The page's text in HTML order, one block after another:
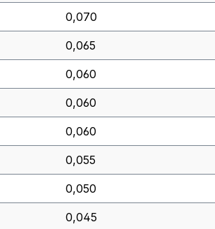
0,070
0,065
0,060
0,060
0,060
0,055
0,050
0,045